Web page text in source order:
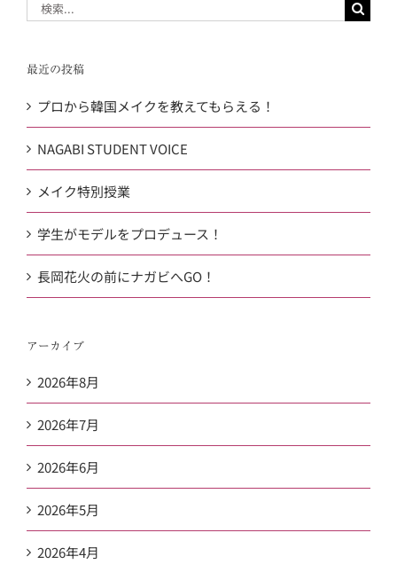
最近の投稿
プロから韓国メイクを教えてもらえる！
NAGABI STUDENT VOICE
メイク特別授業
学生がモデルをプロデュース！
長岡花火の前にナガビへGO！
アーカイブ
2026年8月
2026年7月
2026年6月
2026年5月
2026年4月